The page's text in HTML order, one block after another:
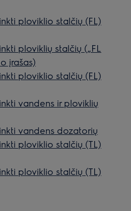
ploviklio stalčių (FL)
ploviklių stalčių („FL
įrašas)
ploviklio stalčių (FL)
vandens ir ploviklių
vandens dozatorių
ploviklio stalčių (TL)
ploviklio stalčių (TL)